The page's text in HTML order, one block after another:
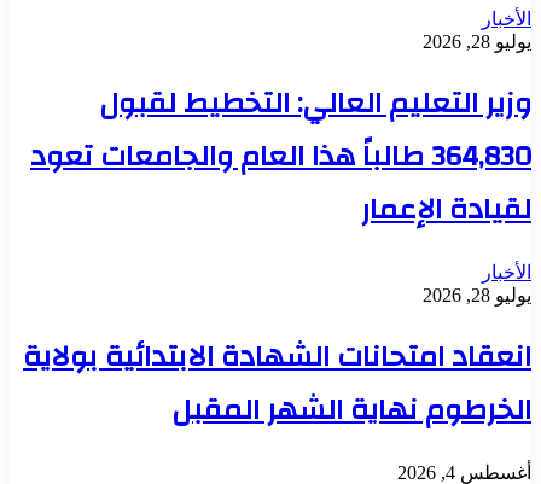
الأخبار
يوليو 28, 2026
وزير التعليم العالي: التخطيط لقبول
364,830 طالباً هذا العام والجامعات تعود
لقيادة الإعمار
الأخبار
يوليو 28, 2026
انعقاد امتحانات الشهادة الابتدائية بولاية
الخرطوم نهاية الشهر المقبل
أغسطس 4, 2026